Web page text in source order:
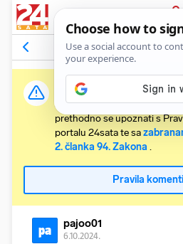
Komentari90
Važna obavijest:
Svaki korisnik koji želi
prethodno se upoznati s
portalu 24sata te sa
2. članka 94. Zakona .
Pravila
pa pajoo01
6.10.2024.